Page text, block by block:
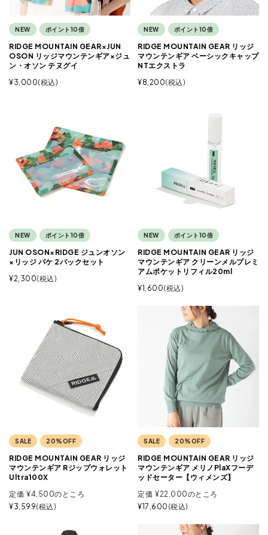
NEW ポイント10倍
RIDGE MOUNTAIN GEAR×JUN
OSON リッジマウンテンギア×ジュ
ン・オソン テヌグイ
¥3,000 税込
NEW ポイント10倍
RIDGE MOUNTAIN GEAR リッジ
マウンテンギア ベーシックキャップ
NTエクストラ
¥8,200 税込
NEW ポイント10倍
JUN OSON×RIDGE ジュンオソン
×リッジ パケ 2パックセット
¥2,300 税込
NEW ポイント10倍
RIDGE MOUNTAIN GEAR リッジ
マウンテンギア クリーンメルプレミ
アムポケットリフィル20ml
¥1,600 税込
SALE 20%OFF
RIDGE MOUNTAIN GEAR リッジ
マウンテンギア Rジップウォレット
Ultra100X
定価 ¥4,500のところ
¥3,599 税込
SALE 20%OFF
RIDGE MOUNTAIN GEAR リッジ
マウンテンギア メリノPlaXフーデ
ッドセーター【ウィメンズ】
定価 ¥22,000のところ
¥17,600 税込